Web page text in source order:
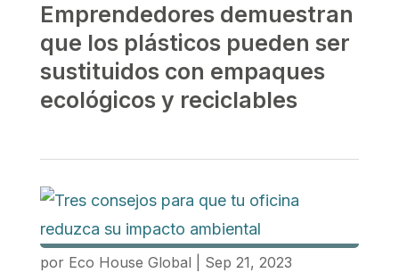
Emprendedores demuestran
que los plásticos pueden ser
sustituidos con empaques
ecológicos y reciclables
por Eco House Global Sep 21, 2023